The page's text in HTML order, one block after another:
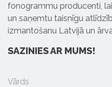
fonogrammu producenti,
un saņemtu taisnīgu
izmantošanu Latvijā un
SAZINIES AR MUMS!
Vārds